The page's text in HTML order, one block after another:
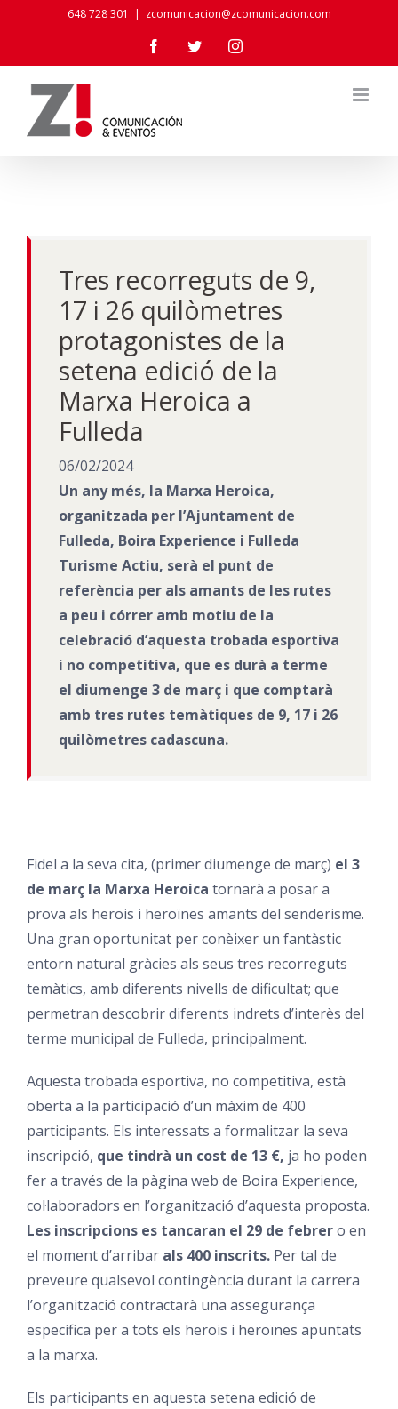
content
648 728 301 | zcomunicacion@zcomunicacion.com
FacebookTwitterInstagram
Tres recorreguts de 9,
17 i 26 quilòmetres
protagonistes de la
setena edició de la
Marxa Heroica a
Fulleda
06/02/2024
Un any més, la Marxa Heroica,
organitzada per l’Ajuntament de
Fulleda, Boira Experience i Fulleda
Turisme Actiu, serà el punt de
referència per als amants de les rutes
a peu i córrer amb motiu de la
celebració d’aquesta trobada esportiva
i no competitiva, que es durà a terme
el diumenge 3 de març i que comptarà
amb tres rutes temàtiques de 9, 17 i 26
quilòmetres cadascuna.
Fidel a la seva cita, (primer diumenge de març) el 3
de març la Marxa Heroica tornarà a posar a
prova als herois i heroïnes amants del senderisme.
Una gran oportunitat per conèixer un fantàstic
entorn natural gràcies als seus tres recorreguts
temàtics, amb diferents nivells de dificultat; que
permetran descobrir diferents indrets d’interès del
terme municipal de Fulleda, principalment.
Aquesta trobada esportiva, no competitiva, està
oberta a la participació d’un màxim de 400
participants. Els interessats a formalitzar la seva
inscripció, que tindrà un cost de 13 €, ja ho poden
fer a través de la pàgina web de Boira Experience,
col·laboradors en l’organització d’aquesta proposta.
Les inscripcionses tancaran el 29 de febrero en
el moment d’arribar als 400 inscrits.Per tal de
preveure qualsevol contingència durant la carrera
l’organització contractarà una assegurança
específica per a tots els herois i heroïnes apuntats
a la marxa.
Els participants en aquesta setena edició de